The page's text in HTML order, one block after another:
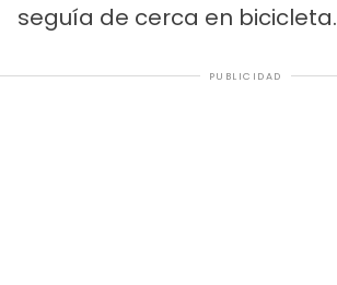
seguía de cerca en bicicleta.
PUBLICIDAD